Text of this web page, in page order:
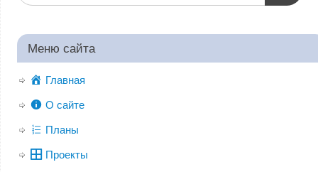
Меню сайта
Главная
О сайте
Планы
Проекты